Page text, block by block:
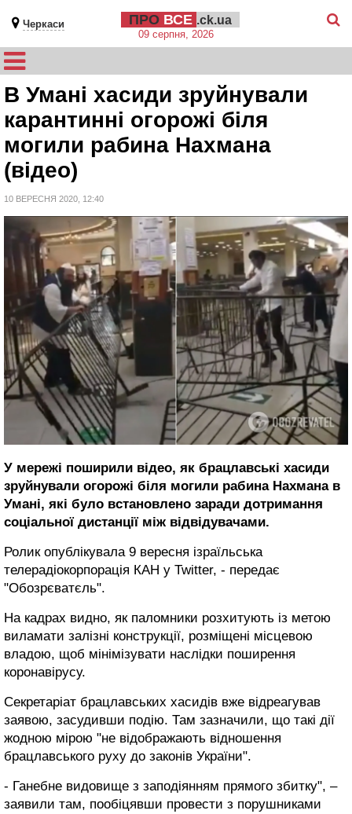
Черкаси ПРО ВСЕ .ck.ua
09 серпня, 2026
В Умані хасиди зруйнували
карантинні огорожі біля
могили рабина Нахмана
(відео)
10 ВЕРЕСНЯ 2020, 12:40
У мережі поширили відео, як брацлавські хасиди
зруйнували огорожі біля могили рабина Нахмана в
Умані, які було встановлено заради дотримання
соціальної дистанції між відвідувачами.
Ролик опублікувала 9 вересня ізраїльська
телерадіокорпорація КАН у Twitter, - передає
"Обозрєватєль".
На кадрах видно, як паломники розхитують із метою
виламати залізні конструкції, розміщені місцевою
владою, щоб мінімізувати наслідки поширення
коронавірусу.
Секретаріат брацлавських хасидів вже відреагував
заявою, засудивши подію. Там зазначили, що такі дії
жодною мірою "не відображають відношення
брацлавського руху до законів України".
- Ганебне видовище з заподіянням прямого збитку", –
заявили там, пообіцявши провести з порушниками